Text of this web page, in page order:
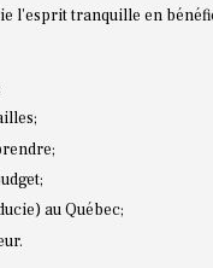
l'esprit tranquille en
au Québec;